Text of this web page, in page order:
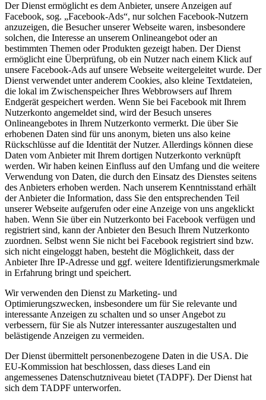
Der Dienst ermöglicht es dem Anbieter, unsere Anzeigen auf
Facebook, sog. „Facebook-Ads“, nur solchen Facebook-Nutzern
anzuzeigen, die Besucher unserer Webseite waren, insbesondere
solchen, die Interesse an unserem Onlineangebot oder an
bestimmten Themen oder Produkten gezeigt haben. Der Dienst
ermöglicht eine Überprüfung, ob ein Nutzer nach einem Klick auf
unsere Facebook-Ads auf unsere Webseite weitergeleitet wurde. Der
Dienst verwendet unter anderem Cookies, also kleine Textdateien,
die lokal im Zwischenspeicher Ihres Webbrowsers auf Ihrem
Endgerät gespeichert werden. Wenn Sie bei Facebook mit Ihrem
Nutzerkonto angemeldet sind, wird der Besuch unseres
Onlineangebotes in Ihrem Nutzerkonto vermerkt. Die über Sie
erhobenen Daten sind für uns anonym, bieten uns also keine
Rückschlüsse auf die Identität der Nutzer. Allerdings können diese
Daten vom Anbieter mit Ihrem dortigen Nutzerkonto verknüpft
werden. Wir haben keinen Einfluss auf den Umfang und die weitere
Verwendung von Daten, die durch den Einsatz des Dienstes seitens
des Anbieters erhoben werden. Nach unserem Kenntnisstand erhält
der Anbieter die Information, dass Sie den entsprechenden Teil
unserer Webseite aufgerufen oder eine Anzeige von uns angeklickt
haben. Wenn Sie über ein Nutzerkonto bei Facebook verfügen und
registriert sind, kann der Anbieter den Besuch Ihrem Nutzerkonto
zuordnen. Selbst wenn Sie nicht bei Facebook registriert sind bzw.
sich nicht eingeloggt haben, besteht die Möglichkeit, dass der
Anbieter Ihre IP-Adresse und ggf. weitere Identifizierungsmerkmale
in Erfahrung bringt und speichert.
Wir verwenden den Dienst zu Marketing- und
Optimierungszwecken, insbesondere um für Sie relevante und
interessante Anzeigen zu schalten und so unser Angebot zu
verbessern, für Sie als Nutzer interessanter auszugestalten und
belästigende Anzeigen zu vermeiden.
Der Dienst übermittelt personenbezogene Daten in die USA. Die
EU-Kommission hat beschlossen, dass dieses Land ein
angemessenes Datenschutzniveau bietet (TADPF). Der Dienst hat
sich dem TADPF unterworfen.